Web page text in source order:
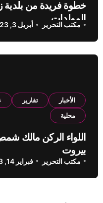
خطوة فريدة من
المولدات
مكتب التحرير أبريل 3, 2023
الأخبار تقارير
محلية
اللواء الركن مالك
بيروت
مكتب التحرير فبراير 14, 2023